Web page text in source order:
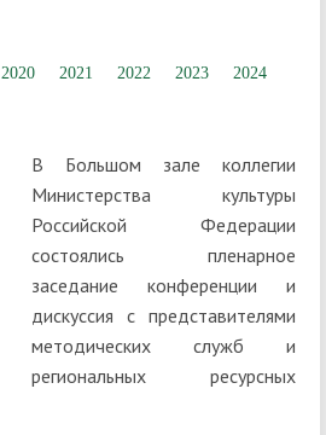
2020 2021 2022 2023 2024
В Большом зале коллегии
Министерства культуры
Российской Федерации
состоялись пленарное
заседание конференции и
дискуссия с представителями
методических служб и
региональных ресурсных